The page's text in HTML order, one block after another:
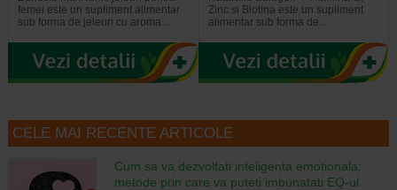
femei este un supliment alimentar
sub forma de jeleuri cu aroma…
Zinc si Biotina este un supliment
alimentar sub forma de…
CELE MAI RECENTE ARTICOLE
Cum sa va dezvoltati inteligenta emotionala:
metode prin care va puteti imbunatati EQ-ul